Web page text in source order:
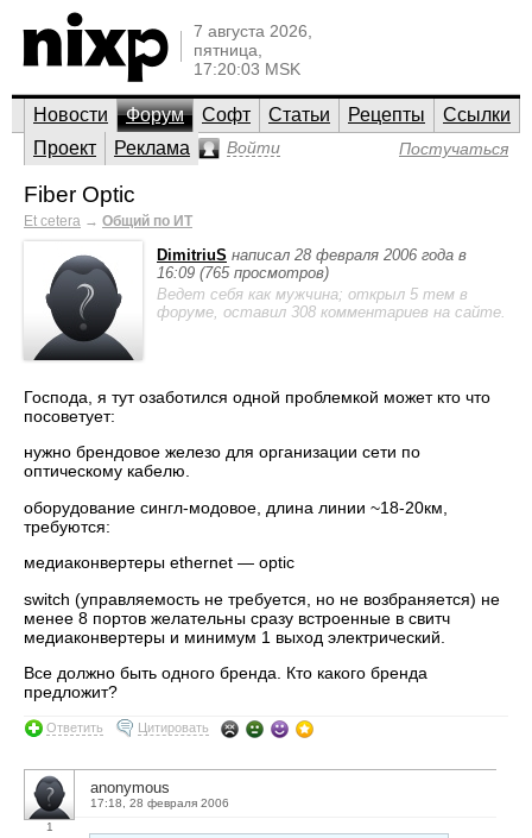
7 августа 2026,
пятница,
17:20:03 MSK
Новости Форум Софт Статьи Рецепты
Ссылки
Проект
Реклама Войти Постучаться
Fiber Optic
Et cetera → Общий по ИТ
DimitriuS написал 28 февраля 2006 года в
16:09 (765 просмотров)
Ведет себя как мужчина; открыл 5 тем в
форуме, оставил 308 комментариев на сайте.
Господа, я тут озаботился одной проблемкой может кто что
посоветует:
нужно брендовое железо для организации сети по
оптическому кабелю.
оборудование сингл-модовое, длина линии ~18-20км,
требуются:
медиаконвертеры ethernet — optic
switch (управляемость не требуется, но не возбраняется) не
менее 8 портов желательны сразу встроенные в свитч
медиаконвертеры и минимум 1 выход электрический.
Все должно быть одного бренда. Кто какого бренда
предложит?
Ответить Цитировать
1
anonymous
17:18, 28 февраля 2006